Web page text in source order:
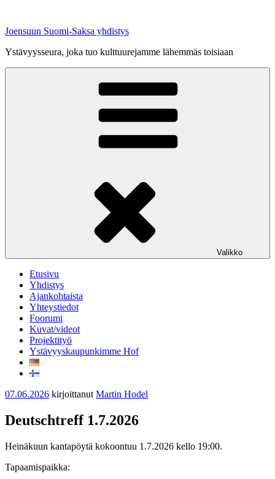
Joensuun Suomi-Saksa yhdistys
Ystävyysseura, joka tuo kulttuurejamme lähemmäs toisiaan
Valikko
Etusivu
Yhdistys
Ajankohtaista
Yhteystiedot
Foorumi
Kuvat/videot
Projektityö
Ystävyyskaupunkimme Hof
Julkaistu
07.06.2026 kirjoittanut Martin Hodel
Deutschtreff 1.7.2026
Heinäkuun kantapöytä kokoontuu 1.7.2026 kello 19:00.
Tapaamispaikka: